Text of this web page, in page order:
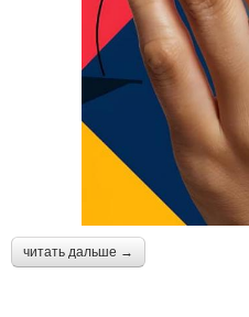
читать дальше →